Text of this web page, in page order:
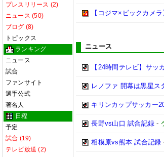
プレスリリース (2)
ニュース (50)
ブログ (8)
トピックス
ランキング
ニュース
試合
ファンサイト
選手公式
著名人
日程
予定
試合 (19)
テレビ放送 (2)
【コジマ×ビックカメ
ニュース
【24時間テレビ】サッ
レノファ 開幕は黒星ス
キリンカップサッカー
長野vs山口 試合記録 -
相模原vs熊本 試合記録